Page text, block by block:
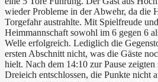
wieder Probleme in der Abwehr, da die
Torgefahr austrahlte. Mit Spielfreude
Heimmannschaft sowohl im 6 gegen 6
Welle erfolgreich. Lediglich die
ersten Abschnitt nicht, was die Gäste
hielt. Nach dem 14:10 zur Pause
Dreieich entschlossen, die Punkte nicht